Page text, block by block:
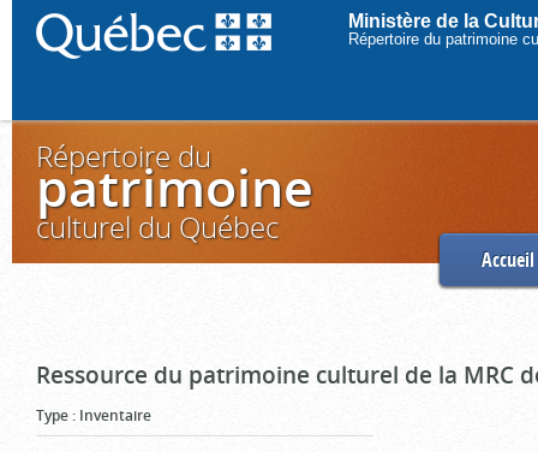
Ministère de la
Répertoire du patrimoine
Répertoire du
patrimoine
culturel du Québec
Accueil
Ressource du patrimoine culturel de la MRC
Type : Inventaire